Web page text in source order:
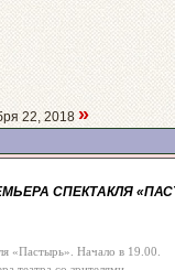
22, 2018 »
СПЕКТАКЛЯ
«Пастырь». Начало в 19.00.